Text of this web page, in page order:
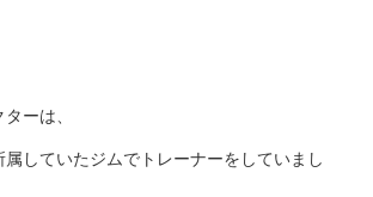
ーは、
していたジムでトレーナーをしていまし